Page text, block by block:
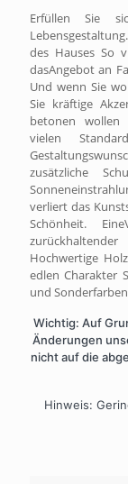
Erfüllen Sie
des Hauses So
dasAngebot an
Und wenn Sie
Sie kräftige
betonen wollen
vielen
zusätzliche
verliert das
Schönheit.
Hochwertige
edlen Charakter
und
Wichtig: Auf
Änderungen
nicht auf die
Hinweis: